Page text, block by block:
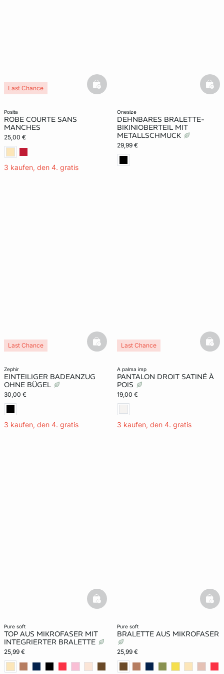
posita
ROBE COURTE SANS
MANCHES
25,00 €
3 kaufen, den 4. gratis
Last Chance basketfull
onesize
DEHNBARES BRALETTE-
BIKINIOBERTEIL MIT
METALLSCHMUCK
29,99 €
zephir
EINTEILIGER BADEANZUG
OHNE BÜGEL
30,00 €
3 kaufen, den 4. gratis
Last Chance basketfull
a palma imp
PANTALON DROIT SATINÉ À
POIS
19,00 €
3 kaufen, den 4. gratis
Last Chance
pure soft
TOP AUS MIKROFASER MIT
INTEGRIERTER BRALETTE
25,99 €
basketfull
pure soft
BRALETTE AUS MIKROFASER
25,99 €